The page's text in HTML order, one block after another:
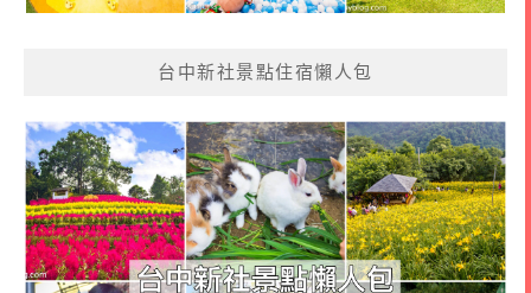
台中新社景點住宿懶人包